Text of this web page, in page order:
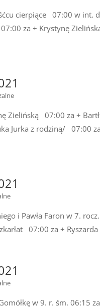
cierpiące 07:00 w int.
za + Krystynę
07:00 za +
Jurka z rodziną/ 07:00
i Pawła Faron w 7.
07:00 za +
w 9. r. śm. 06:15